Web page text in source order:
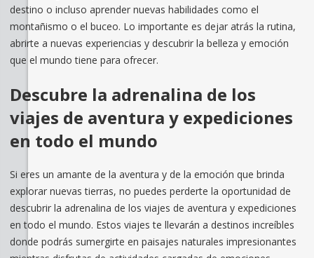
destino o incluso aprender nuevas habilidades como el
montañismo o el buceo. Lo importante es dejar atrás la rutina,
abrirte a nuevas experiencias y descubrir la belleza y emoción
que el mundo tiene para ofrecer.
Descubre la adrenalina de los
viajes de aventura y expediciones
en todo el mundo
Si eres un amante de la aventura y de la emoción que brinda
explorar nuevas tierras, no puedes perderte la oportunidad de
descubrir la adrenalina de los viajes de aventura y expediciones
en todo el mundo. Estos viajes te llevarán a destinos increíbles
donde podrás sumergirte en paisajes naturales impresionantes